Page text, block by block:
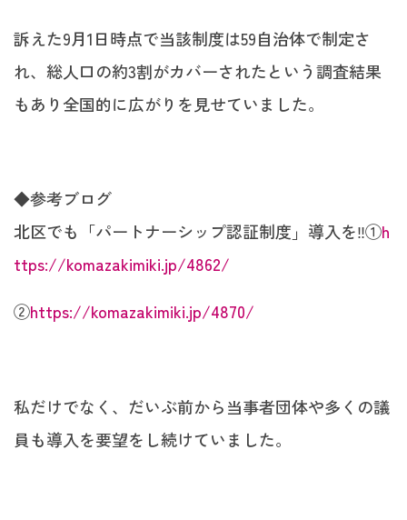
訴えた9月1日時点で当該制度は59自治体で制定さ
れ、総人口の約3割がカバーされたという調査結果
もあり全国的に広がりを見せていました。
◆参考ブログ
北区でも「パートナーシップ認証制度」導入を‼︎①h
ttps://komazakimiki.jp/4862/
②https://komazakimiki.jp/4870/
私だけでなく、だいぶ前から当事者団体や多くの議
員も導入を要望をし続けていました。